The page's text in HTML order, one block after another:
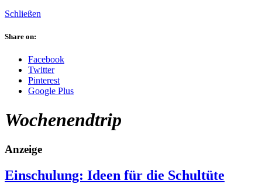
Schließen
Share on:
Facebook
Twitter
Pinterest
Google Plus
Wochenendtrip
Anzeige
Einschulung: Ideen für die Schultüte